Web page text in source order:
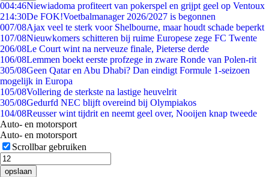
004:46Niewiadoma profiteert van pokerspel en grijpt geel op Ventoux
214:30De FOK!Voetbalmanager 2026/2027 is begonnen
007/08Ajax veel te sterk voor Shelbourne, maar houdt schade beperkt
107/08Nieuwkomers schitteren bij ruime Europese zege FC Twente
206/08Le Court wint na nerveuze finale, Pieterse derde
106/08Lemmen boekt eerste profzege in zware Ronde van Polen-rit
305/08Geen Qatar en Abu Dhabi? Dan eindigt Formule 1-seizoen
mogelijk in Europa
105/08Vollering de sterkste na lastige heuvelrit
305/08Gedurfd NEC blijft overeind bij Olympiakos
104/08Reusser wint tijdrit en neemt geel over, Nooijen knap tweede
Auto- en motorsport
Auto- en motorsport
Scrollbar gebruiken
opslaan